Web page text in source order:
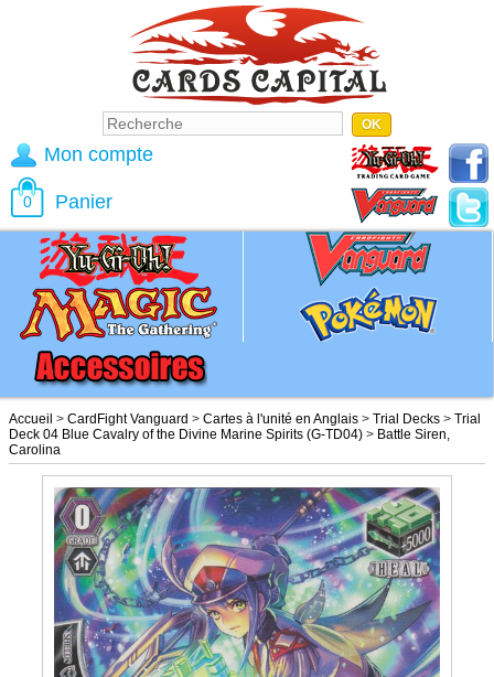
Accueil > CardFight Vanguard > Cartes à l'unité en Anglais > Trial Decks > Trial
Deck 04 Blue Cavalry of the Divine Marine Spirits (G-TD04) > Battle Siren,
Carolina
Mon compte
0 Panier